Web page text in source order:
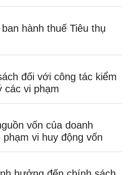
hành thuế Tiêu thụ
đối với công tác kiểm
các vi phạm
vốn của doanh
vi huy động vốn